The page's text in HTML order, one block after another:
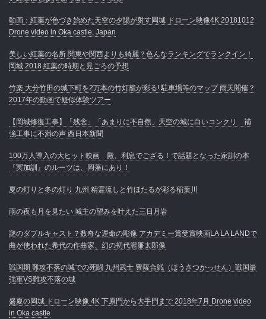
動画：紅葉が色づき始めた天空の夕陽が射す岡城 ドローン映像4K 20181012
Drone video in Oka castle, Japan
美しい紅葉の名所 関東や関西よりも綺麗？色んなランキングでランクイン！
岡城 2018 紅葉の時期と見ごろの予想
竹楽 大分竹田の城下町を2万本の竹灯籠が彩る! 駐車場等のマップ 雨天開催？
2017年の動画で疑似体験ツアー
【岡城修復工事】「残念」「あまりに不自然」天空の城に白いコンクリ 補
強工事に不満の声 西日本新聞
100万人導入の大ヒット映画 殿、利息でござる！で話題となった家訓の本
『冥加訓』のルーツは、岡藩にあり！
夏の灯りと冬の灯り 九州 精霊流しと竹ほたるが彩る稲葉川
雨の夜も月を見たい 城主の望みを叶えた三日月岩
謎のダブルキャスト？数奇な運命の彫像 アカデミー賞受賞映画LA LA LANDで
曲が使われた希代の作曲家、幻の初代瀧廉太郎像
戦国期 難攻不落の城での死闘 九州武士 豊薩合戦（ほうさつかっせん）戦国最
強軍VS難攻不落の城
盛夏の岡城 ドローン映像 4K 下原門から大手門まで 2018年7月 Drone video
in Oka castle